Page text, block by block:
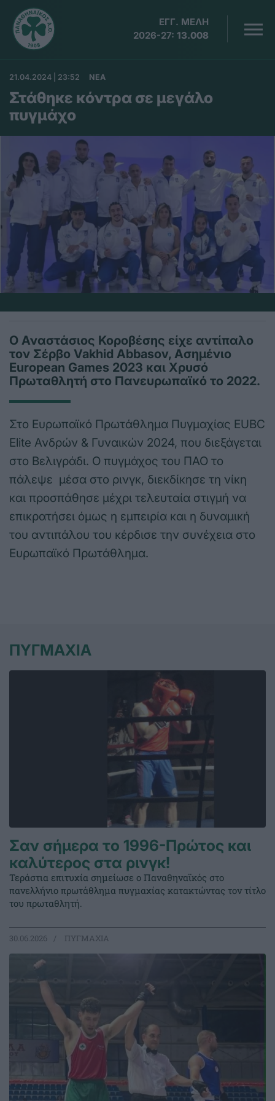
ΕΓΓ. ΜΕΛΗ
2026-27: 13.008
21.04.2024 | 23:52 ΝΕΑ
Στάθηκε κόντρα σε μεγάλο
πυγμάχο
Ο Αναστάσιος Κοροβέσης είχε αντίπαλο
τον Σέρβο Vakhid Abbasov, Ασημένιο
European Games 2023 και Χρυσό
Πρωταθλητή στο Πανευρωπαϊκό το 2022.
Στο Ευρωπαϊκό Πρωτάθλημα Πυγμαχίας EUBC
Elite Ανδρών & Γυναικών 2024, που διεξάγεται
στο Βελιγράδι. Ο πυγμάχος του ΠΑΟ το
πάλεψε μέσα στο ρινγκ, διεκδίκησε τη νίκη
και προσπάθησε μέχρι τελευταία στιγμή να
επικρατήσει όμως η εμπειρία και η δυναμική
του αντιπάλου του κέρδισε την συνέχεια στο
Ευρωπαϊκό Πρωτάθλημα.
ΠΥΓΜΑΧΙΑ
Σαν σήμερα το 1996-Πρώτος και
καλύτερος στα ρινγκ!
Τεράστια επιτυχία σημείωσε ο Παναθηναϊκός στο
πανελλήνιο πρωτάθλημα πυγμαχίας κατακτώντας τον τίτλο
του πρωταθλητή.
30.06.2026 ΠΥΓΜΑΧΙΑ